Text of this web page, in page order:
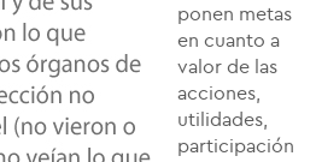
ponen metas
en cuanto a
valor de las
acciones,
utilidades,
participación